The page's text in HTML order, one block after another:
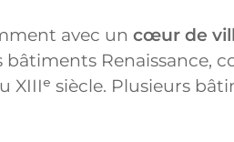
avec un cœur de
Renaissance,
XIIIᵉ siècle. Plusieurs